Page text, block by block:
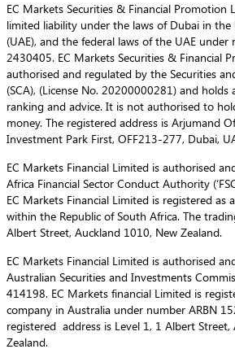
EC Markets Securities & Financial Promotion
limited liability under the laws of Dubai in the
(UAE), and the federal laws of the UAE
2430405. EC Markets Securities & Financial
authorised and regulated by the Securities
(SCA), (License No. 20200000281) and holds
ranking and advice. It is not authorised to
money. The registered address is Arjumand
Investment Park First, OFF213-277, Dubai,
EC Markets Financial Limited is authorised
Africa Financial Sector Conduct Authority
EC Markets Financial Limited is registered as
within the Republic of South Africa. The
Albert Street, Auckland 1010, New Zealand.
EC Markets Financial Limited is authorised
Australian Securities and Investments
414198. EC Markets financial Limited is
company in Australia under number ARBN
registered address is Level 1, 1 Albert
Zealand.